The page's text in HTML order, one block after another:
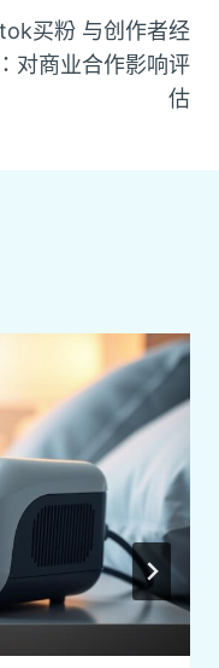
买粉 与创作者经
对商业合作影响评
估